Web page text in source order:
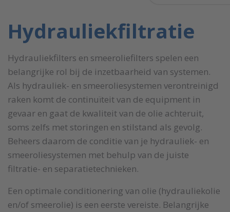
Hydrauliekfiltratie
Hydrauliekfilters en smeeroliefilters spelen een
belangrijke rol bij de inzetbaarheid van systemen.
Als hydrauliek- en smeeroliesystemen verontreinigd
raken komt de continuïteit van de equipment in
gevaar en gaat de kwaliteit van de olie achteruit,
soms zelfs met storingen en stilstand als gevolg.
Beheers daarom de conditie van je hydrauliek- en
smeeroliesystemen met behulp van de juiste
filtratie- en separatietechnieken.
Een optimale conditionering van olie (hydrauliekolie
en/of smeerolie) is een eerste vereiste. Belangrijke